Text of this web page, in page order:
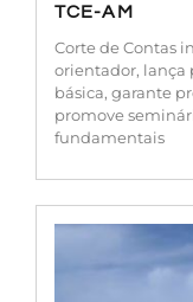
TCE-AM
Corte de Contas
orientador, lança
básica, garante
promove
fundamentais